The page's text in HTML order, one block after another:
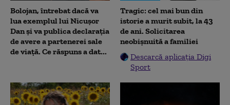
Bolojan, întrebat dacă va
lua exemplul lui Nicușor
Dan și va publica declarația
de avere a partenerei sale
de viață. Ce răspuns a dat...
Tragic: cel mai bun din
istorie a murit subit, la 43
de ani. Solicitarea
neobișnuită a familiei
Descarcă aplicația Digi
Sport